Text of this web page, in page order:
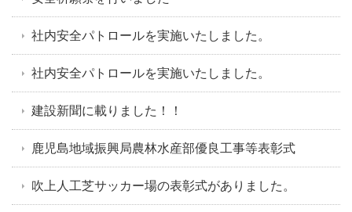
社内安全パトロールを実施いたしました。
社内安全パトロールを実施いたしました。
建設新聞に載りました！！
鹿児島地域振興局農林水産部優良工事等表彰式
吹上人工芝サッカー場の表彰式がありました。